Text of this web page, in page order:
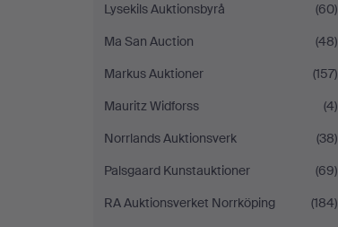
Lysekils Auktionsbyrå
(60)
Ma San Auction
(48)
Markus Auktioner
(157)
Mauritz Widforss
(4)
Norrlands Auktionsverk
(38)
Palsgaard Kunstauktioner
(69)
RA Auktionsverket Norrköping
(184)